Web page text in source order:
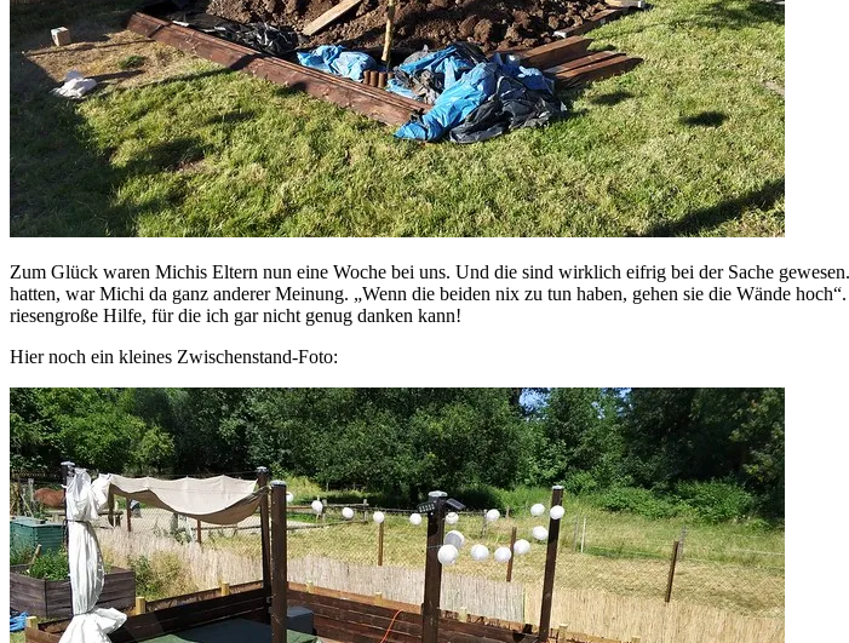
Zum Glück waren Michis Eltern nun eine Woche bei uns. Und die sind wirklich eifrig bei der Sache
hatten, war Michi da ganz anderer Meinung. „Wenn die beiden nix zu tun haben, gehen sie die Wände
riesengroße Hilfe, für die ich gar nicht genug danken kann!
Hier noch ein kleines Zwischenstand-Foto: